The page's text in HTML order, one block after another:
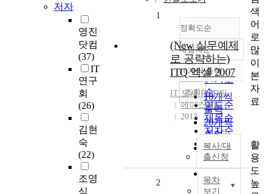
저자
영진
닷컴
(37)
IT
연구
회
(26)
김현
숙
(22)
조영
식
정확도순
정확도
순
인기도
순
연도순
제목순
저자순
발행기
관순
내림차순
내림차순
10개씩 출력
10개씩
출력
20개씩
출력
30개씩
출력
50개씩
출력
조회
1
(New 실무예제
로 공략하는)
ITQ 엑셀 2007
IT 도서 R&D팀
에이스ME
2013
복사/대
출신청
목차
보기
2
색
어
로
많
이
본
자
료
활
용
도
높